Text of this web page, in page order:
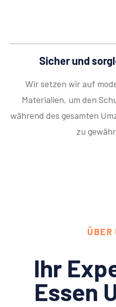
Sicher und
Wir setzen wir auf
Materialien, um den
während des gesamten
zu
ÜBER
Ihr
Essen